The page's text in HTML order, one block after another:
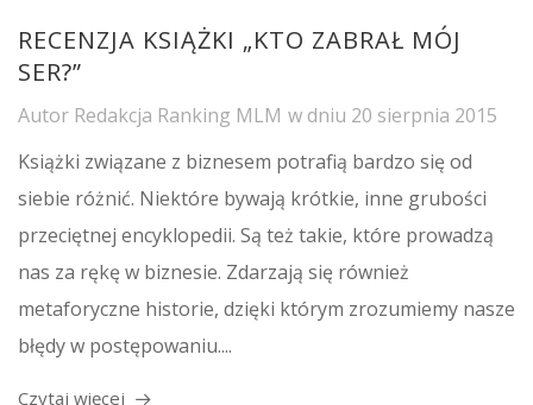
RECENZJA KSIĄŻKI „KTO ZABRAŁ MÓJ
SER?”
Autor Redakcja Ranking MLM w dniu 20 sierpnia 2015
Książki związane z biznesem potrafią bardzo się od
siebie różnić. Niektóre bywają krótkie, inne grubości
przeciętnej encyklopedii. Są też takie, które prowadzą
nas za rękę w biznesie. Zdarzają się również
metaforyczne historie, dzięki którym zrozumiemy nasze
błędy w postępowaniu....
Czytaj więcej